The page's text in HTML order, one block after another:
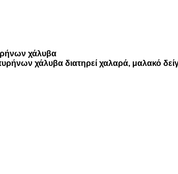
χάλυβα
χάλυβα διατηρεί χαλαρά, μαλακό